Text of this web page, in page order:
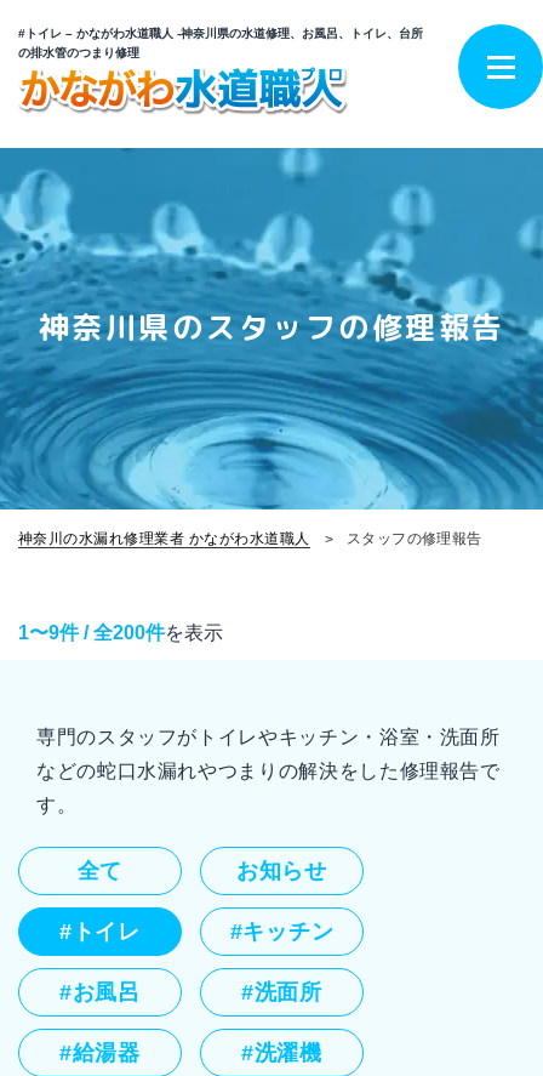
#トイレ – かながわ水道職人 -神奈川県の水道修理、お風呂、トイレ、台所
の排水管のつまり修理
神奈川県のスタッフの修理報告
神奈川の水漏れ修理業者 かながわ水道職人 スタッフの修理報告
1〜9件 / 全200件を表示
専門のスタッフがトイレやキッチン・浴室・洗面所
などの蛇口水漏れやつまりの解決をした修理報告で
す。
全て お知らせ
#トイレ #キッチン
#お風呂 #洗面所
#給湯器 #洗濯機